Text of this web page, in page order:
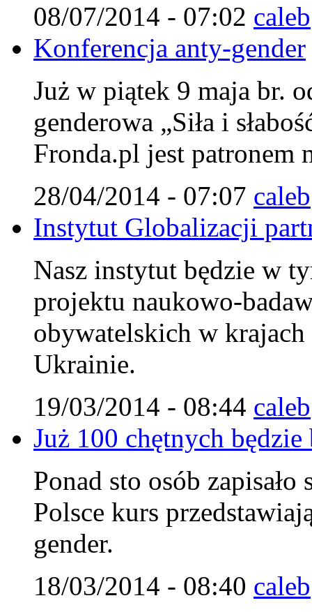
08/07/2014 - 07:02 caleb
Konferencja anty-gender
Już w piątek 9 maja br.
genderowa „Siła i
Fronda.pl jest patronem
28/04/2014 - 07:07 caleb
Instytut Globalizacji
Nasz instytut będzie w
projektu naukowo-
obywatelskich w
Ukrainie.
19/03/2014 - 08:44 caleb
Już 100 chętnych
Ponad sto osób
Polsce kurs
gender.
18/03/2014 - 08:40 caleb